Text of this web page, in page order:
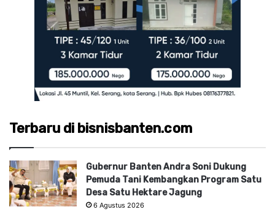
Terbaru di bisnisbanten.com
Gubernur Banten Andra Soni Dukung
Pemuda Tani Kembangkan Program Satu
Desa Satu Hektare Jagung
6 Agustus 2026